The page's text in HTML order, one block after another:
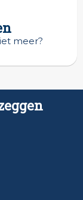
meer?